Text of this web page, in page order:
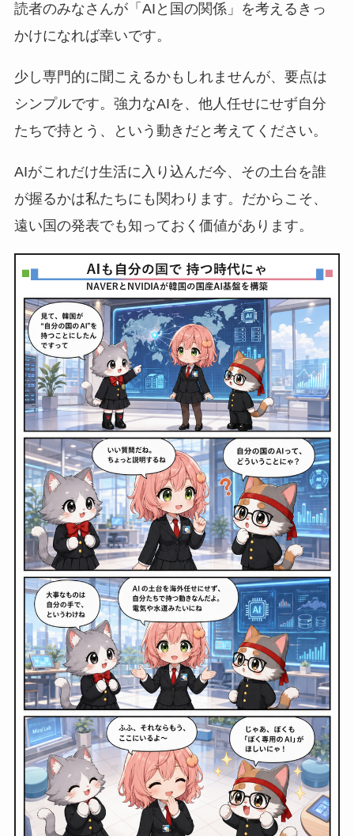
読者のみなさんが「AIと国の関係」を考えるきっ
かけになれば幸いです。
少し専門的に聞こえるかもしれませんが、要点は
シンプルです。強力なAIを、他人任せにせず自分
たちで持とう、という動きだと考えてください。
AIがこれだけ生活に入り込んだ今、その土台を誰
が握るかは私たちにも関わります。だからこそ、
遠い国の発表でも知っておく価値があります。